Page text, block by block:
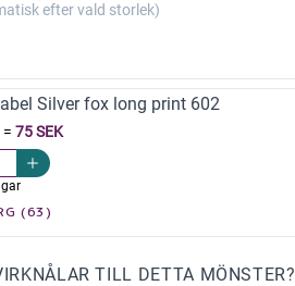
efter vald storlek)
Silver fox long print 602
= 75 SEK
(63)
TILL DETTA MÖNSTER?